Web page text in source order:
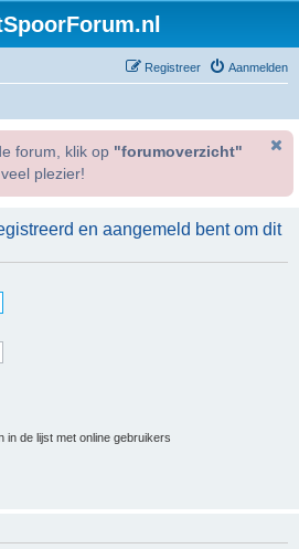
Aanmelden
Registreer
forum, klik op "forumoverzicht"
plezier!
en aangemeld bent om dit
in de lijst met online gebruikers